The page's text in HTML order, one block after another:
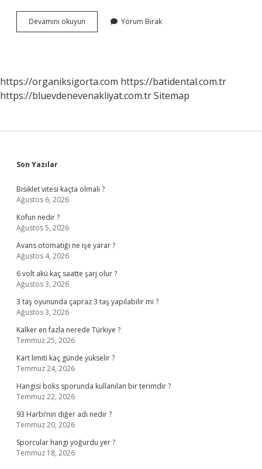
Devamını okuyun
Peygamber
Yorum Bırak
https://organiksigorta.com https://batidental.com.tr
https://bluevdenevenakliyat.com.trSitemap
Sidebar
Son Yazılar
Bisiklet vitesi kaçta olmalı ?
Ağustos 6, 2026
Kofun nedir ?
Ağustos 5, 2026
Avans otomatiği ne işe yarar ?
Ağustos 4, 2026
6 volt akü kaç saatte şarj olur ?
Ağustos 3, 2026
3 taş oyununda çapraz 3 taş yapılabilir mi ?
Ağustos 3, 2026
Kalker en fazla nerede Türkiye ?
Temmuz 25, 2026
Kart limiti kaç günde yükselir ?
Temmuz 24, 2026
Hangisi boks sporunda kullanılan bir terimdir ?
Temmuz 22, 2026
93 Harbi’nin diğer adı nedir ?
Temmuz 20, 2026
Sporcular hangi yoğurdu yer ?
Temmuz 18, 2026